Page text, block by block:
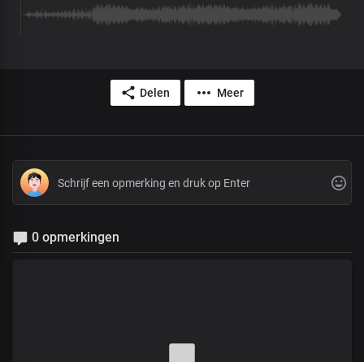
Delen Meer
0 opmerkingen